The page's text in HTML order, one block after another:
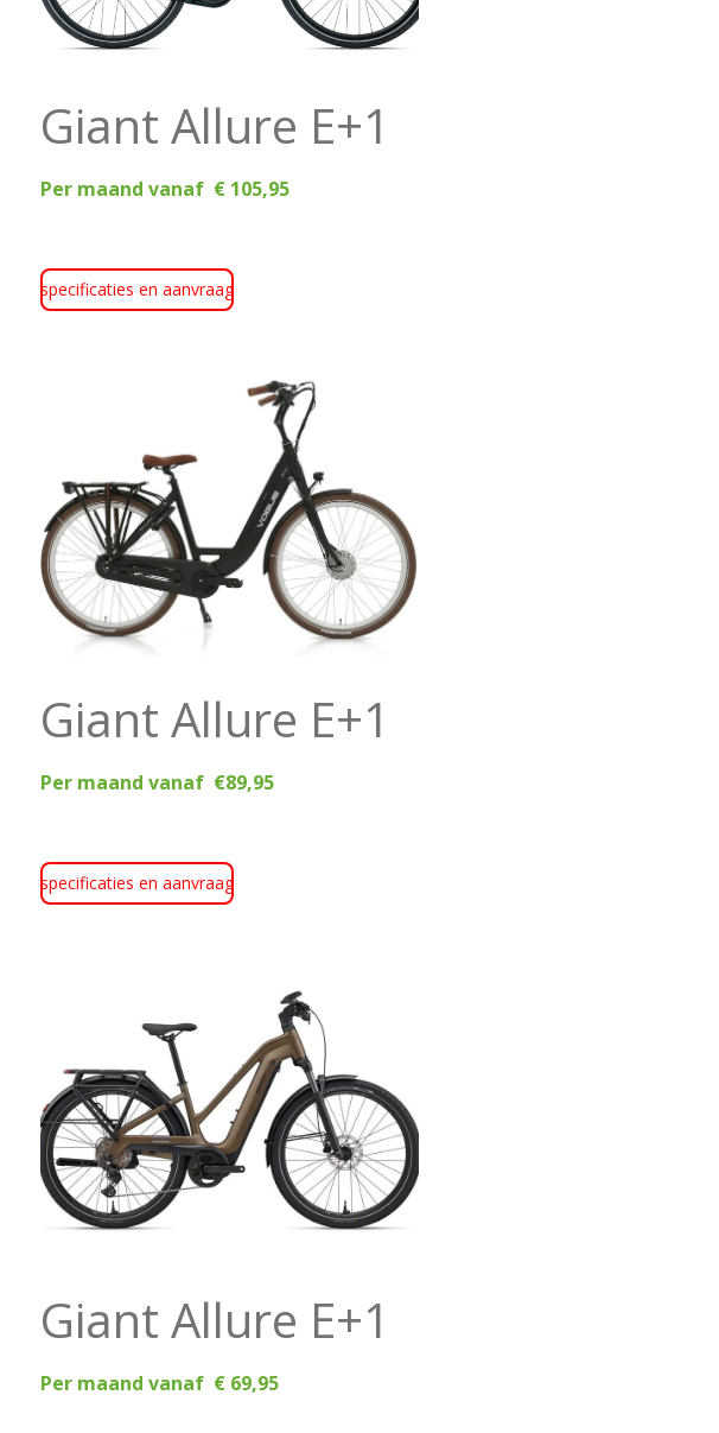
Giant Allure E+1
Per maand vanaf € 105,95
specificaties en aanvraag
Giant Allure E+1
Per maand vanaf €89,95
specificaties en aanvraag
Giant Allure E+1
Per maand vanaf € 69,95